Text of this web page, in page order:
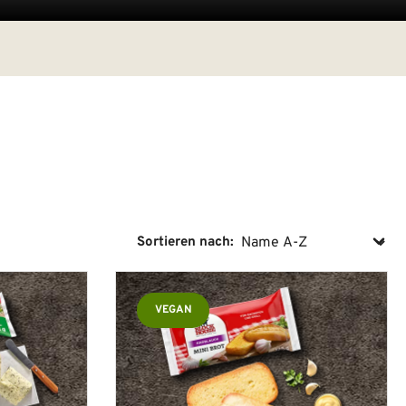
Sortieren nach:
VEGAN